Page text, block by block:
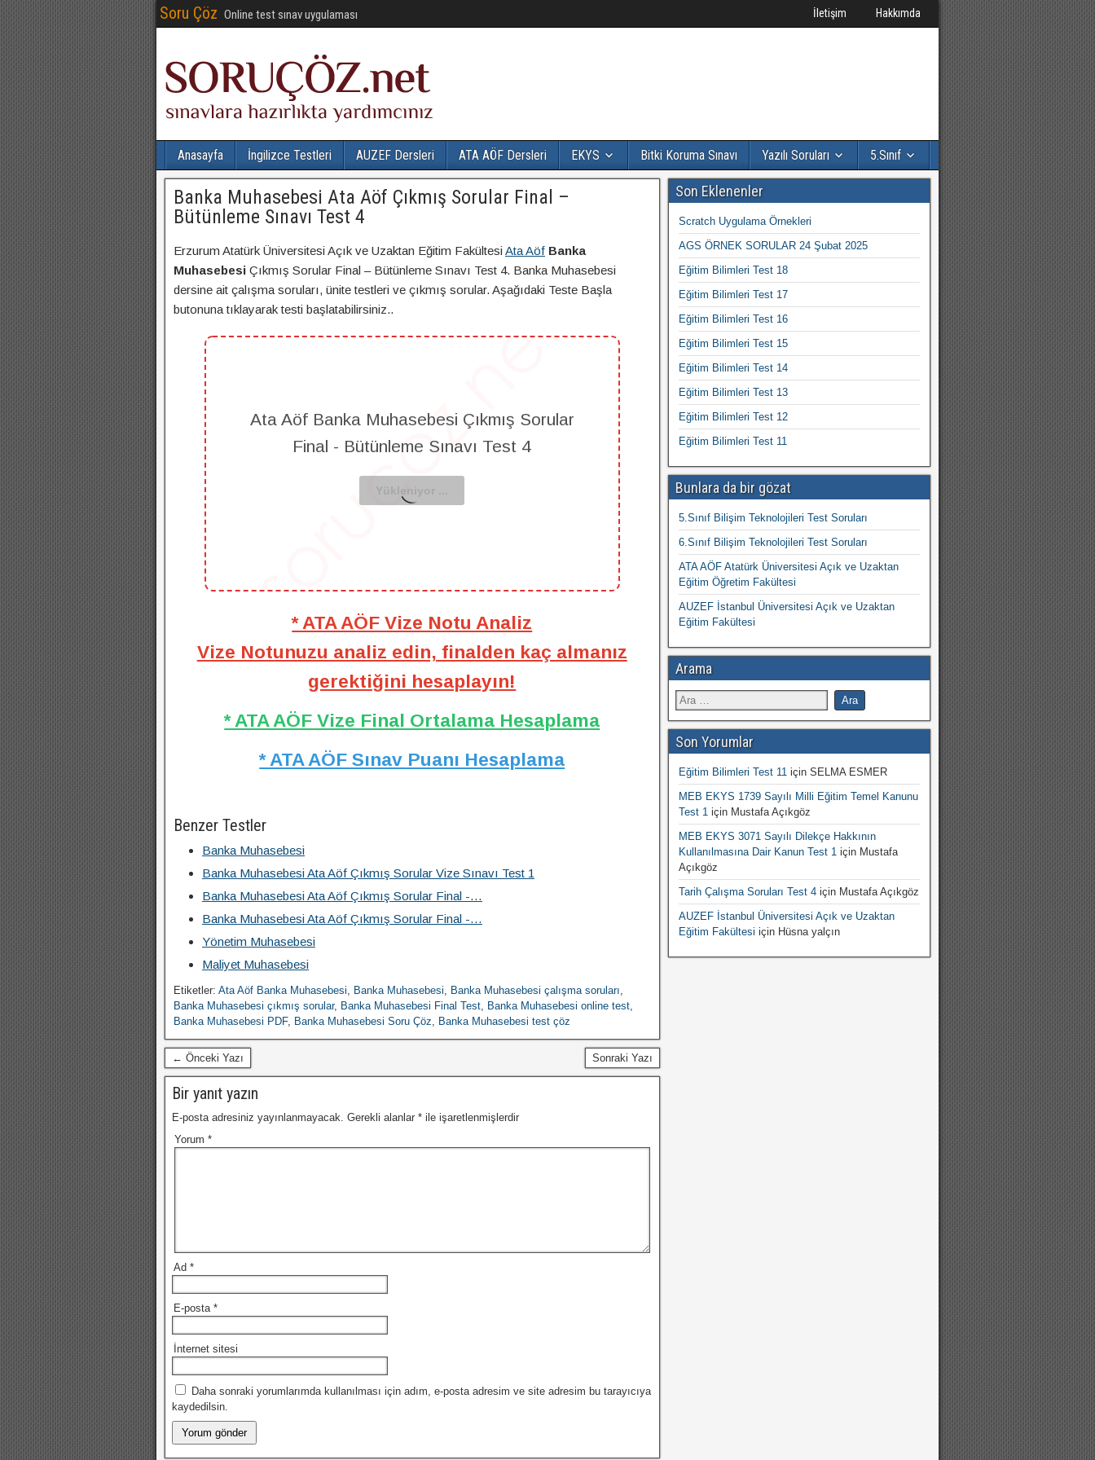
Soru Çöz Online test sınav uygulaması İletişim Hakkımda
Anasayfa İngilizce Testleri AUZEF Dersleri ATA AÖF Dersleri EKYS Bitki Koruma Sınavı Yazılı Soruları 5.Sınıf
Banka Muhasebesi Ata Aöf Çıkmış Sorular Final –
Bütünleme Sınavı Test 4
Erzurum Atatürk Üniversitesi Açık ve Uzaktan Eğitim Fakültesi Ata Aöf Banka
Muhasebesi Çıkmış Sorular Final – Bütünleme Sınavı Test 4. Banka Muhasebesi
dersine ait çalışma soruları, ünite testleri ve çıkmış sorular. Aşağıdaki Teste Başla
butonuna tıklayarak testi başlatabilirsiniz..
Ata Aöf Banka Muhasebesi Çıkmış Sorular
Final - Bütünleme Sınavı Test 4
* ATA AÖF Vize Notu Analiz
Vize Notunuzu analiz edin, finalden kaç almanız
gerektiğini hesaplayın!
* ATA AÖF Vize Final Ortalama Hesaplama
* ATA AÖF Sınav Puanı Hesaplama
Benzer Testler
Banka Muhasebesi
Banka Muhasebesi Ata Aöf Çıkmış Sorular Vize Sınavı Test 1
Banka Muhasebesi Ata Aöf Çıkmış Sorular Final -…
Banka Muhasebesi Ata Aöf Çıkmış Sorular Final -…
Yönetim Muhasebesi
Maliyet Muhasebesi
Etiketler: Ata Aöf Banka Muhasebesi, Banka Muhasebesi, Banka Muhasebesi çalışma soruları,
Banka Muhasebesi çıkmış sorular, Banka Muhasebesi Final Test, Banka Muhasebesi online test,
Banka Muhasebesi PDF, Banka Muhasebesi Soru Çöz, Banka Muhasebesi test çöz
← Önceki Yazı Sonraki Yazı
Bir yanıt yazın
E-posta adresiniz yayınlanmayacak. Gerekli alanlar * ile işaretlenmişlerdir
Yorum *
Ad *
E-posta *
İnternet sitesi
Daha sonraki yorumlarımda kullanılması için adım, e-posta adresim ve site adresim bu tarayıcıya
kaydedilsin.
Son Eklenenler
Scratch Uygulama Örnekleri
AGS ÖRNEK SORULAR 24 Şubat 2025
Eğitim Bilimleri Test 18
Eğitim Bilimleri Test 17
Eğitim Bilimleri Test 16
Eğitim Bilimleri Test 15
Eğitim Bilimleri Test 14
Eğitim Bilimleri Test 13
Eğitim Bilimleri Test 12
Eğitim Bilimleri Test 11
Bunlara da bir gözat
5.Sınıf Bilişim Teknolojileri Test Soruları
6.Sınıf Bilişim Teknolojileri Test Soruları
ATA AÖF Atatürk Üniversitesi Açık ve Uzaktan
Eğitim Öğretim Fakültesi
AUZEF İstanbul Üniversitesi Açık ve Uzaktan
Eğitim Fakültesi
Arama
Son Yorumlar
Eğitim Bilimleri Test 11için SELMA ESMER
MEB EKYS 1739 Sayılı Milli Eğitim Temel Kanunu
Test 1için Mustafa Açıkgöz
MEB EKYS 3071 Sayılı Dilekçe Hakkının
Kullanılmasına Dair Kanun Test 1için Mustafa
Açıkgöz
Tarih Çalışma Soruları Test 4için Mustafa Açıkgöz
AUZEF İstanbul Üniversitesi Açık ve Uzaktan
Eğitim Fakültesi için Hüsna yalçın